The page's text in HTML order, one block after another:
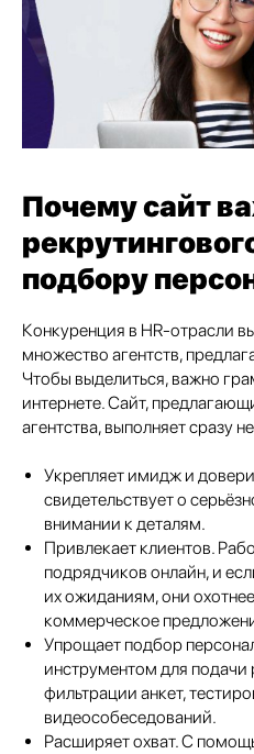
Почему сайт
подбору
Конкуренция в HR-отрасли
множество агентств,
Чтобы выделиться, важно
интернете. Сайт,
агентства, выполняет сразу
Укрепляет имидж и
свидетельствует о
внимании к деталям.
Привлекает клиентов.
подрядчиков онлайн, и
их ожиданиям, они
коммерческое
Упрощает подбор
инструментом для
фильтрации анкет,
видеособеседований.
Расширяет охват. С